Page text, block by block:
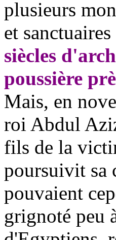
plusieurs
et
siècles
poussière
Mais, en
roi Abdul
fils de la
poursuivit sa
pouvaient
grignoté peu